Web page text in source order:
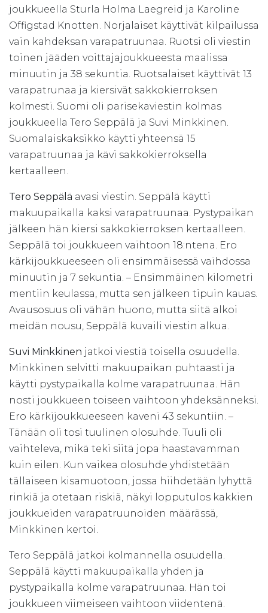
joukkueella Sturla Holma Laegreid ja Karoline
Offigstad Knotten. Norjalaiset käyttivät kilpailussa
vain kahdeksan varapatruunaa. Ruotsi oli viestin
toinen jääden voittajajoukkueesta maalissa
minuutin ja 38 sekuntia. Ruotsalaiset käyttivät 13
varapatrunaa ja kiersivät sakkokierroksen
kolmesti. Suomi oli parisekaviestin kolmas
joukkueella Tero Seppälä ja Suvi Minkkinen.
Suomalaiskaksikko käytti yhteensä 15
varapatruunaa ja kävi sakkokierroksella
kertaalleen.
Tero Seppälä avasi viestin. Seppälä käytti
makuupaikalla kaksi varapatruunaa. Pystypaikan
jälkeen hän kiersi sakkokierroksen kertaalleen.
Seppälä toi joukkueen vaihtoon 18:ntena. Ero
kärkijoukkueeseen oli ensimmäisessä vaihdossa
minuutin ja 7 sekuntia. – Ensimmäinen kilometri
mentiin keulassa, mutta sen jälkeen tipuin kauas.
Avausosuus oli vähän huono, mutta siitä alkoi
meidän nousu, Seppälä kuvaili viestin alkua.
Suvi Minkkinen jatkoi viestiä toisella osuudella.
Minkkinen selvitti makuupaikan puhtaasti ja
käytti pystypaikalla kolme varapatruunaa. Hän
nosti joukkueen toiseen vaihtoon yhdeksänneksi.
Ero kärkijoukkueeseen kaveni 43 sekuntiin. –
Tänään oli tosi tuulinen olosuhde. Tuuli oli
vaihteleva, mikä teki siitä jopa haastavamman
kuin eilen. Kun vaikea olosuhde yhdistetään
tällaiseen kisamuotoon, jossa hiihdetään lyhyttä
rinkiä ja otetaan riskiä, näkyi lopputulos kakkien
joukkueiden varapatruunoiden määrässä,
Minkkinen kertoi.
Tero Seppälä jatkoi kolmannella osuudella.
Seppälä käytti makuupaikalla yhden ja
pystypaikalla kolme varapatruunaa. Hän toi
joukkueen viimeiseen vaihtoon viidentenä.